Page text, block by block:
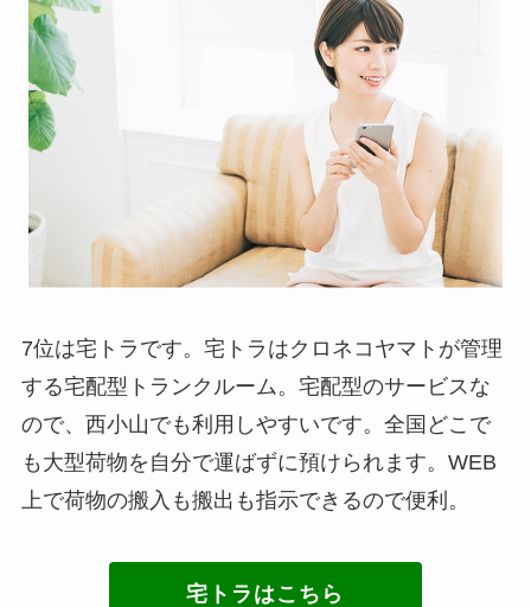
7位は宅トラです。宅トラはクロネコヤマトが管理
する宅配型トランクルーム。宅配型のサービスな
ので、西小山でも利用しやすいです。全国どこで
も大型荷物を自分で運ばずに預けられます。WEB
上で荷物の搬入も搬出も指示できるので便利。
宅トラはこちら